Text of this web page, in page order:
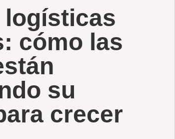
cómo las
su
crecer